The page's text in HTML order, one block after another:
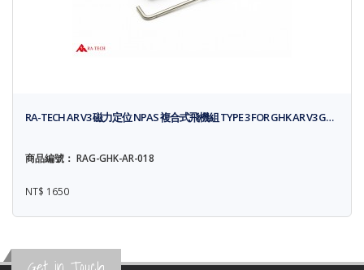
RA-TECH AR V3 磁力定位 NPAS 複合式飛機組 TYPE 3 FOR GHK AR V3 G…
商品編號： RAG-GHK-AR-018
NT$ 1650